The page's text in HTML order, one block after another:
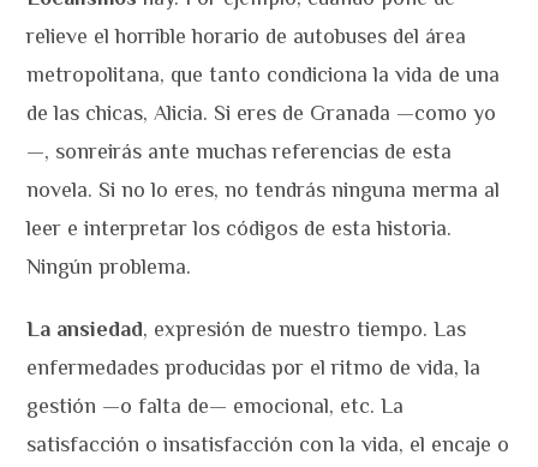
relieve el horrible horario de autobuses del área
metropolitana, que tanto condiciona la vida de una
de las chicas, Alicia. Si eres de Granada —como yo
—, sonreirás ante muchas referencias de esta
novela. Si no lo eres, no tendrás ninguna merma al
leer e interpretar los códigos de esta historia.
Ningún problema.
La ansiedad, expresión de nuestro tiempo. Las
enfermedades producidas por el ritmo de vida, la
gestión —o falta de— emocional, etc. La
satisfacción o insatisfacción con la vida, el encaje o